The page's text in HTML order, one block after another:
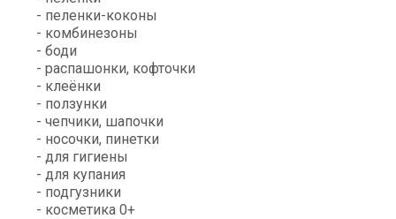
- пеленки-коконы
- комбинезоны
- боди
- распашонки, кофточки
- клеёнки
- ползунки
- чепчики, шапочки
- носочки, пинетки
- для гигиены
- для купания
- подгузники
- косметика 0+